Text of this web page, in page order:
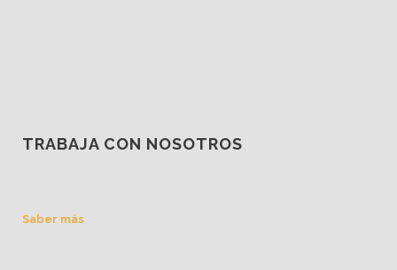
TRABAJA CON NOSOTROS
Saber más